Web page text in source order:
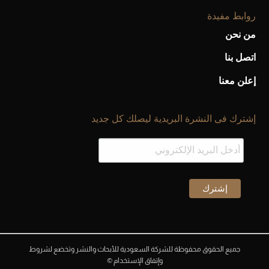
روابط مفيدة
من نحن
اتصل بنا
إعلن معنا
إشترك فى النشرة البريدية ليصلك كل جديد
جميع الحقوق محفوظة للشركة السعودية للأبحاث والنشر وتخضع لشروط
وإتفاق الإستخدام ©